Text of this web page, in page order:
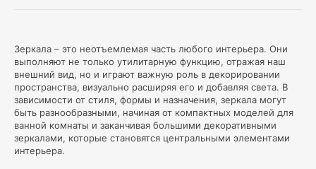
Зеркала – это неотъемлемая часть любого интерьера. Они
выполняют не только утилитарную функцию, отражая наш
внешний вид, но и играют важную роль в декорировании
пространства, визуально расширяя его и добавляя света. В
зависимости от стиля, формы и назначения, зеркала могут
быть разнообразными, начиная от компактных моделей для
ванной комнаты и заканчивая большими декоративными
зеркалами, которые становятся центральными элементами
интерьера.